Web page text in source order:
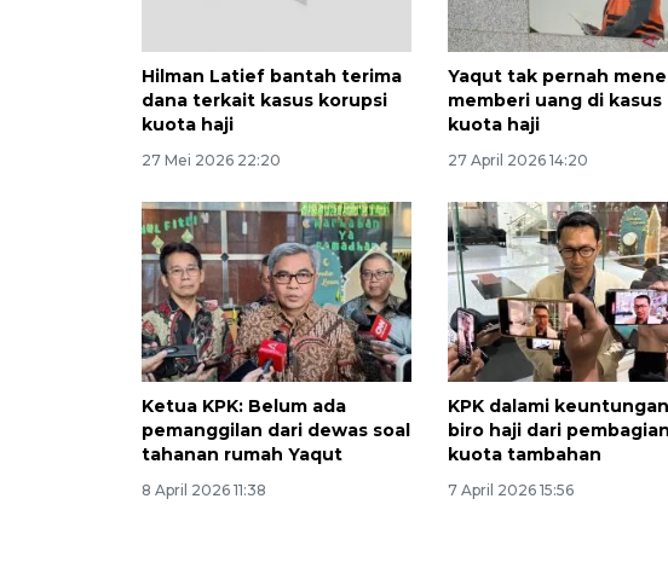
Hilman Latief bantah terima
dana terkait kasus korupsi
kuota haji
27 Mei 2026 22:20
Yaqut tak pernah
memberi uang di kasus
kuota haji
27 April 2026 14:20
Ketua KPK: Belum ada
pemanggilan dari dewas soal
tahanan rumah Yaqut
8 April 2026 11:38
KPK dalami
biro haji dari pembagian
kuota tambahan
7 April 2026 15:56